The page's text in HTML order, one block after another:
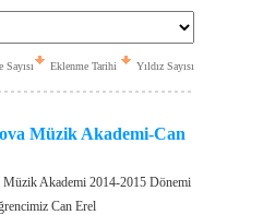
Sayısı Eklenme Tarihi Yıldız Sayısı
Müzik Akademi-Can
Müzik Akademi 2014-2015 Dönemi
Can Erel